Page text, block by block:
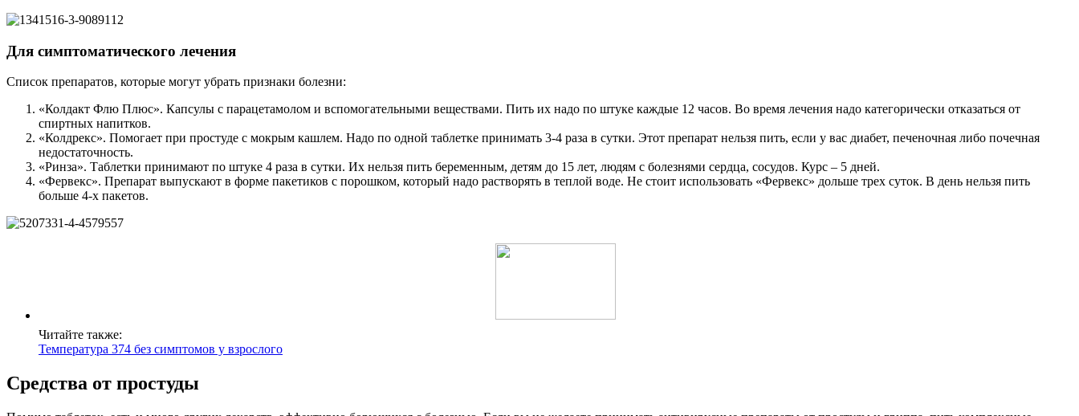
Для симптоматического лечения
Список препаратов, которые могут убрать признаки болезни:
«Колдакт Флю Плюс». Капсулы с парацетамолом и вспомогательными веществами. Пить их надо по штуке каждые 12 часов. Во время лечения надо категорически отказаться от
спиртных напитков.
«Колдрекс». Помогает при простуде с мокрым кашлем. Надо по одной таблетке принимать 3-4 раза в сутки. Этот препарат нельзя пить, если у вас диабет, печеночная либо почечная
недостаточность.
«Ринза». Таблетки принимают по штуке 4 раза в сутки. Их нельзя пить беременным, детям до 15 лет, людям с болезнями сердца, сосудов. Курс – 5 дней.
«Фервекс». Препарат выпускают в форме пакетиков с порошком, который надо растворять в теплой воде. Не стоит использовать «Фервекс» дольше трех суток. В день нельзя пить
больше 4-х пакетов.
Читайте также:
Температура 374 без симптомов у взрослого
Средства от простуды